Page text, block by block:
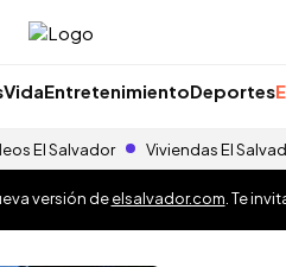
VidaEntretenimientoDeportes
El Salvador Viviendas El
versión deelsalvador.com . Te